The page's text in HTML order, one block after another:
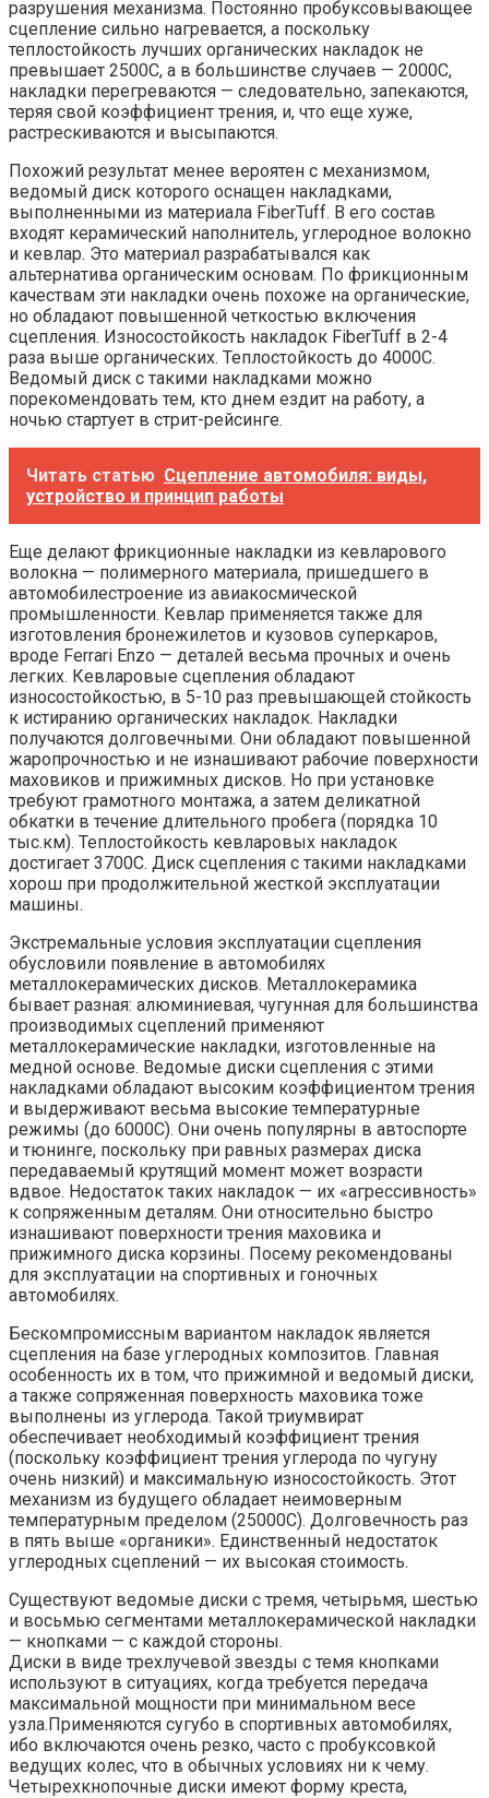
разрушения механизма. Постоянно пробуксовывающее
сцепление сильно нагревается, а поскольку
теплостойкость лучших органических накладок не
превышает 2500С, а в большинстве случаев — 2000С,
накладки перегреваются — следовательно, запекаются,
теряя свой коэффициент трения, и, что еще хуже,
растрескиваются и высыпаются.
Похожий результат менее вероятен с механизмом,
ведомый диск которого оснащен накладками,
выполненными из материала FiberTuff. В его состав
входят керамический наполнитель, углеродное волокно
и кевлар. Это материал разрабатывался как
альтернатива органическим основам. По фрикционным
качествам эти накладки очень похоже на органические,
но обладают повышенной четкостью включения
сцепления. Износостойкость накладок FiberTuff в 2-4
раза выше органических. Теплостойкость до 4000С.
Ведомый диск с такими накладками можно
порекомендовать тем, кто днем ездит на работу, а
ночью стартует в стрит-рейсинге.
Читать статью Сцепление автомобиля: виды,
устройство и принцип работы
Еще делают фрикционные накладки из кевларового
волокна — полимерного материала, пришедшего в
автомобилестроение из авиакосмической
промышленности. Кевлар применяется также для
изготовления бронежилетов и кузовов суперкаров,
вроде Ferrari Enzo — деталей весьма прочных и очень
легких. Кевларовые сцепления обладают
износостойкостью, в 5-10 раз превышающей стойкость
к истиранию органических накладок. Накладки
получаются долговечными. Они обладают повышенной
жаропрочностью и не изнашивают рабочие поверхности
маховиков и прижимных дисков. Но при установке
требуют грамотного монтажа, а затем деликатной
обкатки в течение длительного пробега (порядка 10
тыс.км). Теплостойкость кевларовых накладок
достигает 3700С. Диск сцепления с такими накладками
хорош при продолжительной жесткой эксплуатации
машины.
Экстремальные условия эксплуатации сцепления
обусловили появление в автомобилях
металлокерамических дисков. Металлокерамика
бывает разная: алюминиевая, чугунная для большинства
производимых сцеплений применяют
металлокерамические накладки, изготовленные на
медной основе. Ведомые диски сцепления с этими
накладками обладают высоким коэффициентом трения
и выдерживают весьма высокие температурные
режимы (до 6000С). Они очень популярны в автоспорте
и тюнинге, поскольку при равных размерах диска
передаваемый крутящий момент может возрасти
вдвое. Недостаток таких накладок — их «агрессивность»
к сопряженным деталям. Они относительно быстро
изнашивают поверхности трения маховика и
прижимного диска корзины. Посему рекомендованы
для эксплуатации на спортивных и гоночных
автомобилях.
Бескомпромиссным вариантом накладок является
сцепления на базе углеродных композитов. Главная
особенность их в том, что прижимной и ведомый диски,
а также сопряженная поверхность маховика тоже
выполнены из углерода. Такой триумвират
обеспечивает необходимый коэффициент трения
(поскольку коэффициент трения углерода по чугуну
очень низкий) и максимальную износостойкость. Этот
механизм из будущего обладает неимоверным
температурным пределом (25000С). Долговечность раз
в пять выше «органики». Единственный недостаток
углеродных сцеплений — их высокая стоимость.
Существуют ведомые диски с тремя, четырьмя, шестью
и восьмью сегментами металлокерамической накладки
— кнопками — с каждой стороны.
Диски в виде трехлучевой звезды с темя кнопками
используют в ситуациях, когда требуется передача
максимальной мощности при минимальном весе
узла.Применяются сугубо в спортивных автомобилях,
ибо включаются очень резко, часто с пробуксовкой
ведущих колес, что в обычных условиях ни к чему.
Четырехкнопочные диски имеют форму креста,